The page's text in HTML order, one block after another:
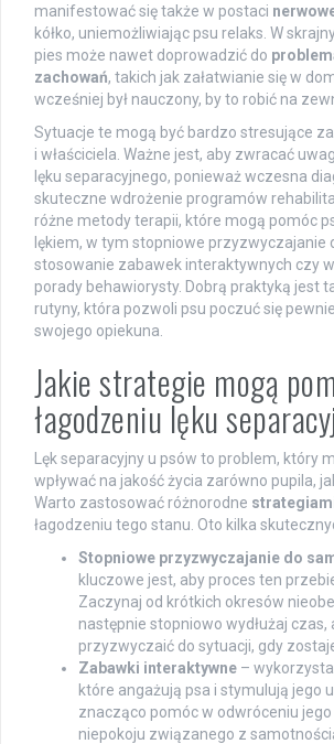
manifestować się także w postaci
kółko, uniemożliwiając psu relaks. W
pies może nawet doprowadzić do
zachowań, takich jak załatwianie się w
wcześniej był nauczony, by to robić na
Sytuacje te mogą być bardzo stresujące
i właściciela. Ważne jest, aby zwracać
lęku separacyjnego, ponieważ wczesna
skuteczne wdrożenie programów
różne metody terapii, które mogą pomóc
lękiem, w tym stopniowe przyzwyczajanie
stosowanie zabawek interaktywnych czy
porady behawiorysty. Dobrą praktyką jest
rutyny, która pozwoli psu poczuć się
swojego opiekuna.
Jakie strategie mogą
łagodzeniu lęku
Lęk separacyjny u psów to problem, który
wpływać na jakość życia zarówno pupila,
Warto zastosować różnorodne
łagodzeniu tego stanu. Oto kilka
Stopniowe przyzwyczajanie do
kluczowe jest, aby proces ten
Zaczynaj od krótkich okresów
następnie stopniowo wydłużaj czas,
przyzwyczaić do sytuacji, gdy
Zabawki interaktywne –
które angażują psa i stymulują jego
znacząco pomóc w odwróceniu jego
niepokoju związanego z